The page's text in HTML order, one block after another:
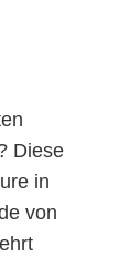
Diese
in
von